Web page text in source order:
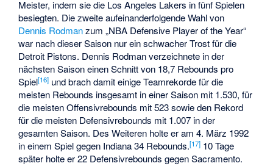
Meister, indem sie die Los Angeles Lakers in fünf Spielen
besiegten. Die zweite aufeinanderfolgende Wahl von
Dennis Rodmanzum „NBA Defensive Player of the Year“
war nach dieser Saison nur ein schwacher Trost für die
Detroit Pistons. Dennis Rodman verzeichnete in der
nächsten Saison einen Schnitt von 18,7 Rebounds pro
Spiel[16] und brach damit einige Teamrekorde für die
meisten Rebounds insgesamt in einer Saison mit 1.530, für
die meisten Offensivrebounds mit 523 sowie den Rekord
für die meisten Defensivrebounds mit 1.007 in der
gesamten Saison. Des Weiteren holte er am 4. März 1992
in einem Spiel gegen Indiana 34 Rebounds.[17] 10 Tage
später holte er 22 Defensivrebounds gegen Sacramento.